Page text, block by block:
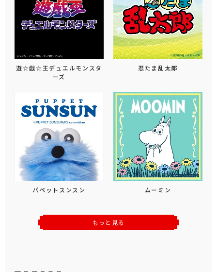
遊☆戯☆王デュエルモンスタ
ーズ
忍たま乱太郎
パペットスンスン ムーミン
もっと見る